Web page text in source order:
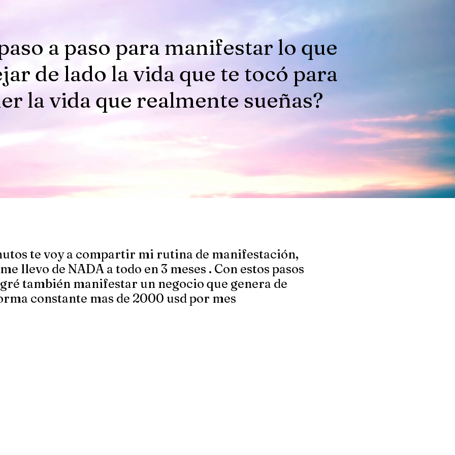
a paso para manifestar lo que
de lado la vida que te tocó para
la vida que realmente sueñas?
te voy a compartir mi rutina de manifestación,
llevo de NADA a todo en 3 meses . Con estos pasos
también manifestar un negocio que genera de
constante mas de 2000 usd por mes